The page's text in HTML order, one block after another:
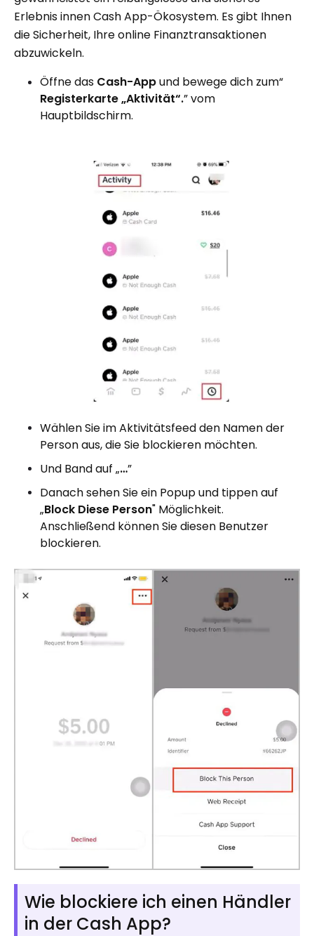
Erlebnis innen Cash App-Ökosystem. Es gibt Ihnen
die Sicherheit, Ihre online Finanztransaktionen
abzuwickeln.
Öffne das Cash-Appund bewege dich zum“
Registerkarte „Aktivität“.” vom
Hauptbildschirm.
Wählen Sie im Aktivitätsfeed den Namen der
Person aus, die Sie blockieren möchten.
Und Band auf „…”
Danach sehen Sie ein Popup und tippen auf
„Block Diese Person" Möglichkeit.
Anschließend können Sie diesen Benutzer
blockieren.
Wie blockiere ich einen Händler
in der Cash App?